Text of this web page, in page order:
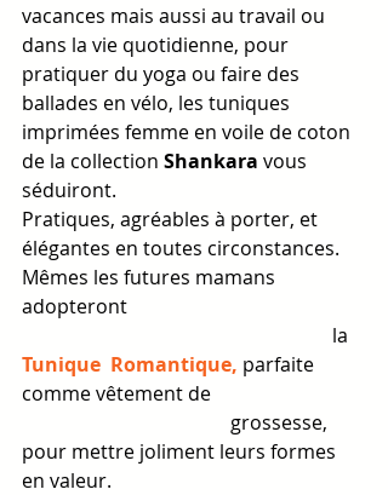
vacances mais aussi au travail ou
dans la vie quotidienne, pour
pratiquer du yoga ou faire des
ballades en vélo, les tuniques
imprimées femme en voile de coton
de la collection Shankara vous
séduiront.
Pratiques, agréables à porter, et
élégantes en toutes circonstances.
Mêmes les futures mamans
adopteront
                                                                la
Tunique  Romantique, parfaite
comme vêtement de
                                           grossesse,
pour mettre joliment leurs formes
en valeur.